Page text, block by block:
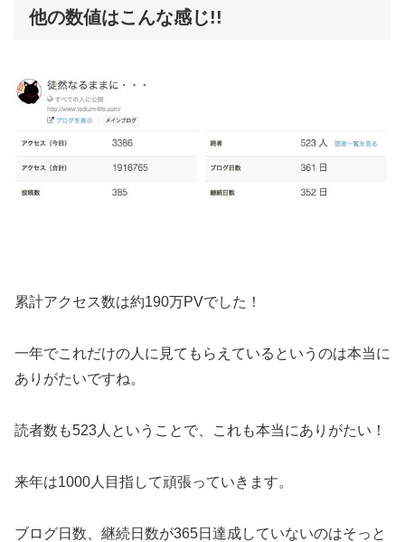
他の数値はこんな感じ!!
累計アクセス数は約190万PVでした！
一年でこれだけの人に見てもらえているというのは本当に
ありがたいですね。
読者数も523人ということで、これも本当にありがたい！
来年は1000人目指して頑張っていきます。
ブログ日数、継続日数が365日達成していないのはそっと